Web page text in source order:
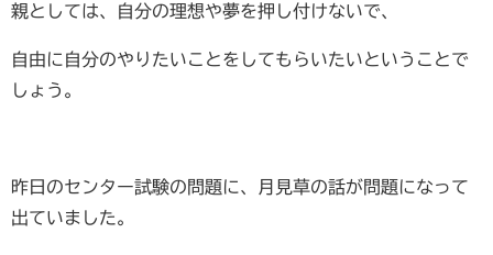
親としては、自分の理想や夢を押し付けないで、
自由に自分のやりたいことをしてもらいたいということで
しょう。
昨日のセンター試験の問題に、月見草の話が問題になって
出ていました。